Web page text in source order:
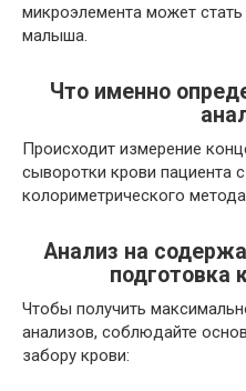
микроэлемента может
малыша.
Что именно
Происходит измерение
сыворотки крови пациента
колориметрического
Анализ на
подготовка
Чтобы получить
анализов, соблюдайте
забору крови: